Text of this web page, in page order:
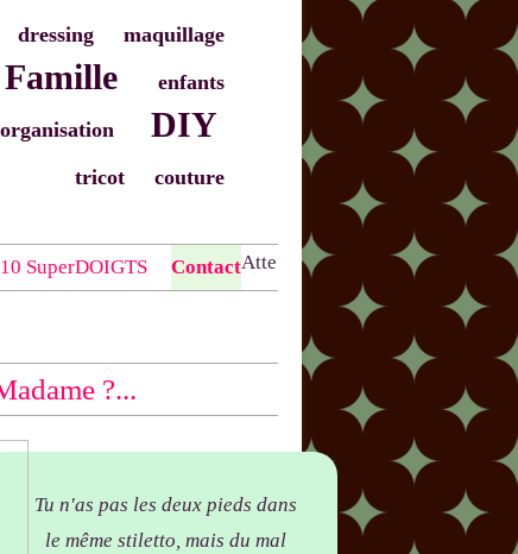
dressing
maquillage
Famille
enfants
organisation
DIY
tricot couture
10 SuperDOIGTS ContactAtte
ntio
!
?...
Tu n'as pas les deux pieds dans
le même stiletto, mais du mal